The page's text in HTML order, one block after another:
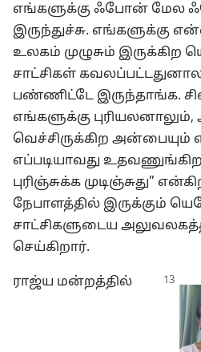
எங்களுக்கு ஃபோன் மேல
இருந்துச்சு. எங்களுக்கு
உலகம் முழுசும்
சாட்சிகள்
பண்ணிட்டே இருந்தாங்க.
எங்களுக்கு
வெச்சிருக்கிற அன்பையும்
எப்படியாவது
புரிஞ்சுக்க முடிஞ்சுது”
நேபாளத்தில் இருக்கும்
சாட்சிகளுடைய
செய்கிறார்.
ராஜ்ய மன்றத்தில்